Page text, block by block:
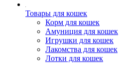
Товары для кошек
Корм для кошек
Амуниция для кошек
Игрушки для кошек
Лакомства для кошек
Лотки для кошек